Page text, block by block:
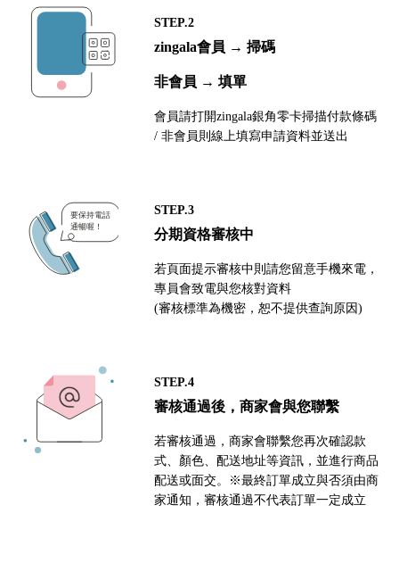
STEP.2
zingala會員 → 掃碼
非會員 → 填單
會員請打開zingala銀角零卡掃描付款條碼
/ 非會員則線上填寫申請資料並送出
STEP.3
分期資格審核中
若頁面提示審核中則請您留意手機來電，
專員會致電與您核對資料
(審核標準為機密，恕不提供查詢原因)
STEP.4
審核通過後，商家會與您聯繫
若審核通過，商家會聯繫您再次確認款
式、顏色、配送地址等資訊，並進行商品
配送或面交。※最終訂單成立與否須由商
家通知，審核通過不代表訂單一定成立